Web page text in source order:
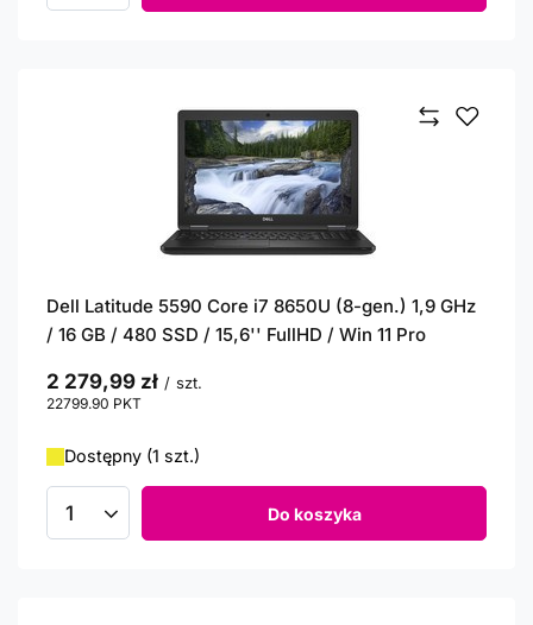
Dell Latitude 5590 Core i7 8650U (8-gen.) 1,9 GHz
/ 16 GB / 480 SSD / 15,6'' FullHD / Win 11 Pro
2 279,99 zł / szt.
22799.90 PKT
Dostępny (1 szt.)
Ilość produktów Do koszyka